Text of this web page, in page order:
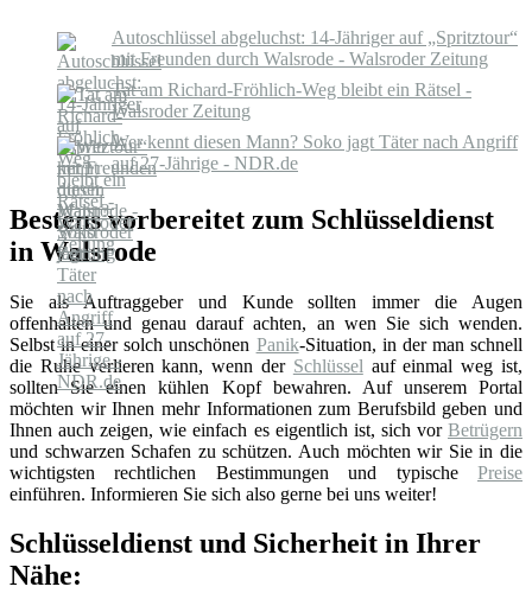
Autoschlüssel abgeluchst: 14-Jähriger auf „Spritztour“
mit Freunden durch Walsrode - Walsroder Zeitung
Tat am Richard-Fröhlich-Weg bleibt ein Rätsel -
Walsroder Zeitung
Wer kennt diesen Mann? Soko jagt Täter nach Angriff
auf 27-Jährige - NDR.de
Bestens vorbereitet zum Schlüsseldienst
in Walsrode
Sie als Auftraggeber und Kunde sollten immer die Augen
offenhalten und genau darauf achten, an wen Sie sich wenden.
Selbst in einer solch unschönen Panik-Situation, in der man schnell
die Ruhe verlieren kann, wenn der Schlüssel auf einmal weg ist,
sollten Sie einen kühlen Kopf bewahren. Auf unserem Portal
möchten wir Ihnen mehr Informationen zum Berufsbild geben und
Ihnen auch zeigen, wie einfach es eigentlich ist, sich vor Betrügern
und schwarzen Schafen zu schützen. Auch möchten wir Sie in die
wichtigsten rechtlichen Bestimmungen und typische Preise
einführen. Informieren Sie sich also gerne bei uns weiter!
Schlüsseldienst und Sicherheit in Ihrer
Nähe: